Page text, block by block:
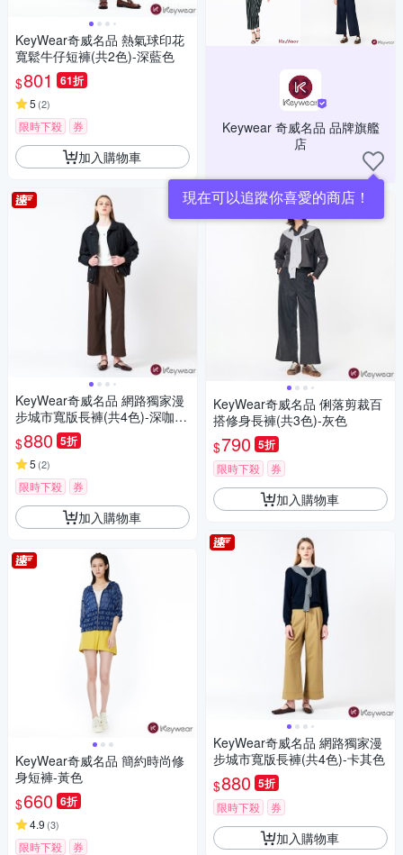
KeyWear奇威名品 熱氣球印花
寬鬆牛仔短褲(共2色)-深藍色
$801 61折
5 (2)
限時下殺 券
加入購物車
KeyWear奇威名品 網路獨家漫
步城市寬版長褲(共4色)-深咖啡
色
$880 5折
5 (2)
限時下殺 券
加入購物車
KeyWear奇威名品 簡約時尚修
身短褲-黃色
$660 6折
4.9 (3)
限時下殺 券
Keywear 奇威名品 品牌旗艦
店
現在可以追蹤你喜愛的商店！
KeyWear奇威名品 俐落剪裁百
搭修身長褲(共3色)-灰色
$790 5折
限時下殺 券
加入購物車
KeyWear奇威名品 網路獨家漫
步城市寬版長褲(共4色)-卡其色
$880 5折
限時下殺 券
加入購物車